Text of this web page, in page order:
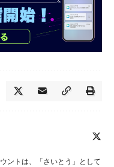
ントは、「さいとう」として